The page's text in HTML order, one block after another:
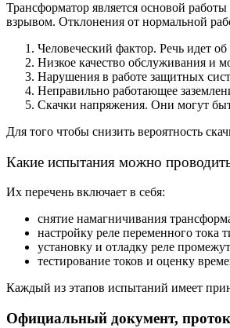
Трансформатор является основой
взрывом. Отклонения от нормальной
Человеческий фактор. Речь идет
Низкое качество обслуживания и
Нарушения в работе защитных
Неправильно работающее
Скачки напряжения. Они могут
Для того чтобы снизить вероятность
Какие испытания можно
Их перечень включает в себя:
снятие намагничивания
настройку реле переменного
установку и отладку реле
тестирование токов и оценку
Каждый из этапов испытаний имеет
Официальный документ,